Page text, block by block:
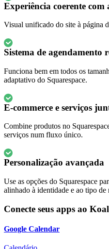
Experiência coerente com
Visual unificado do site à página
Sistema de agendamento
Funciona bem em todos os
adaptativo do Squarespace.
E-commerce e serviços
Combine produtos no
serviços num fluxo único.
Personalização avançada
Use as opções do Squarespace
alinhado à identidade e ao tipo de
Conecte seus apps ao
Google Calendar